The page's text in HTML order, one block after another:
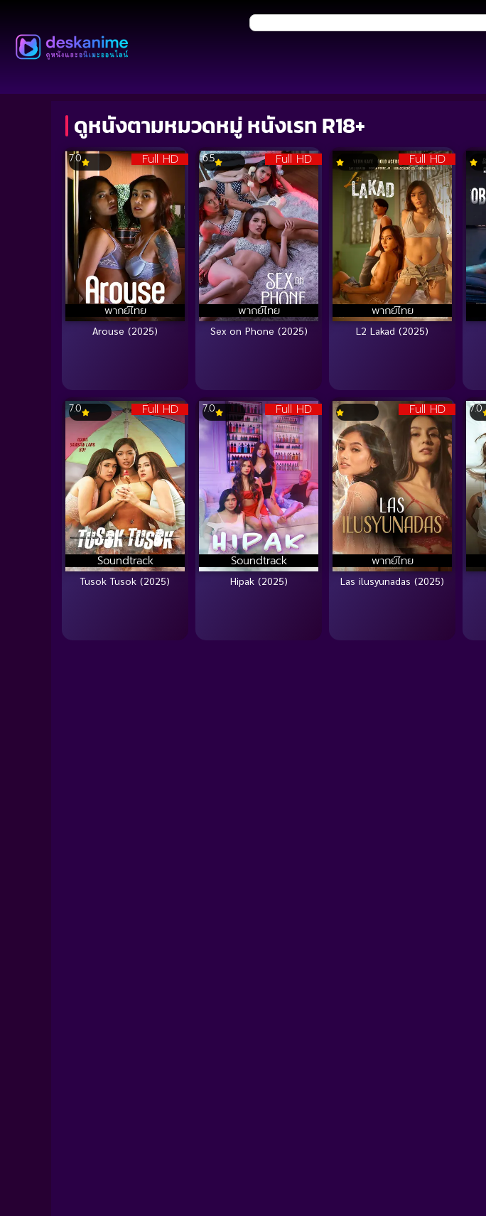
ดูหนังตามหมวดหมู่ หนังเรท R18+
Full HD
พากย์ไทย
7.0
Arouse (2025)
Full HD
พากย์ไทย
6.5
Sex on Phone (2025)
Full HD
พากย์ไทย
L2 Lakad (2025)
Full HD
Soundtrack
7.0
Tusok Tusok (2025)
Full HD
Soundtrack
7.0
Hipak (2025)
Full HD
พากย์ไทย
Las ilusyunadas (2025)
7.0